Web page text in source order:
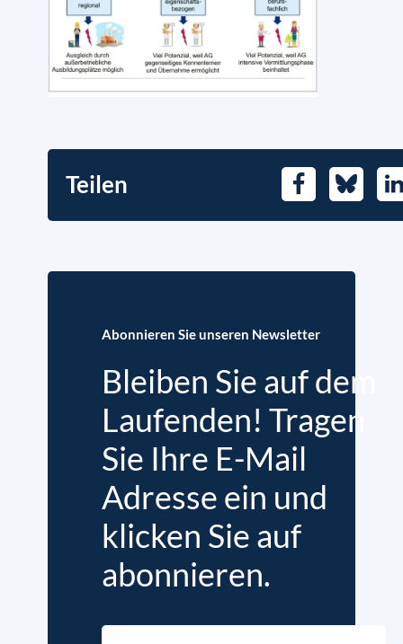
Teilen FacebookBluesky
Abonnieren Sie unseren Newsletter
Bleiben Sie auf dem
Laufenden! Tragen
Sie Ihre E-Mail
Adresse ein und
klicken Sie auf
abonnieren.